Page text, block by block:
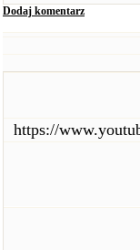
Dodaj komentarz
https://